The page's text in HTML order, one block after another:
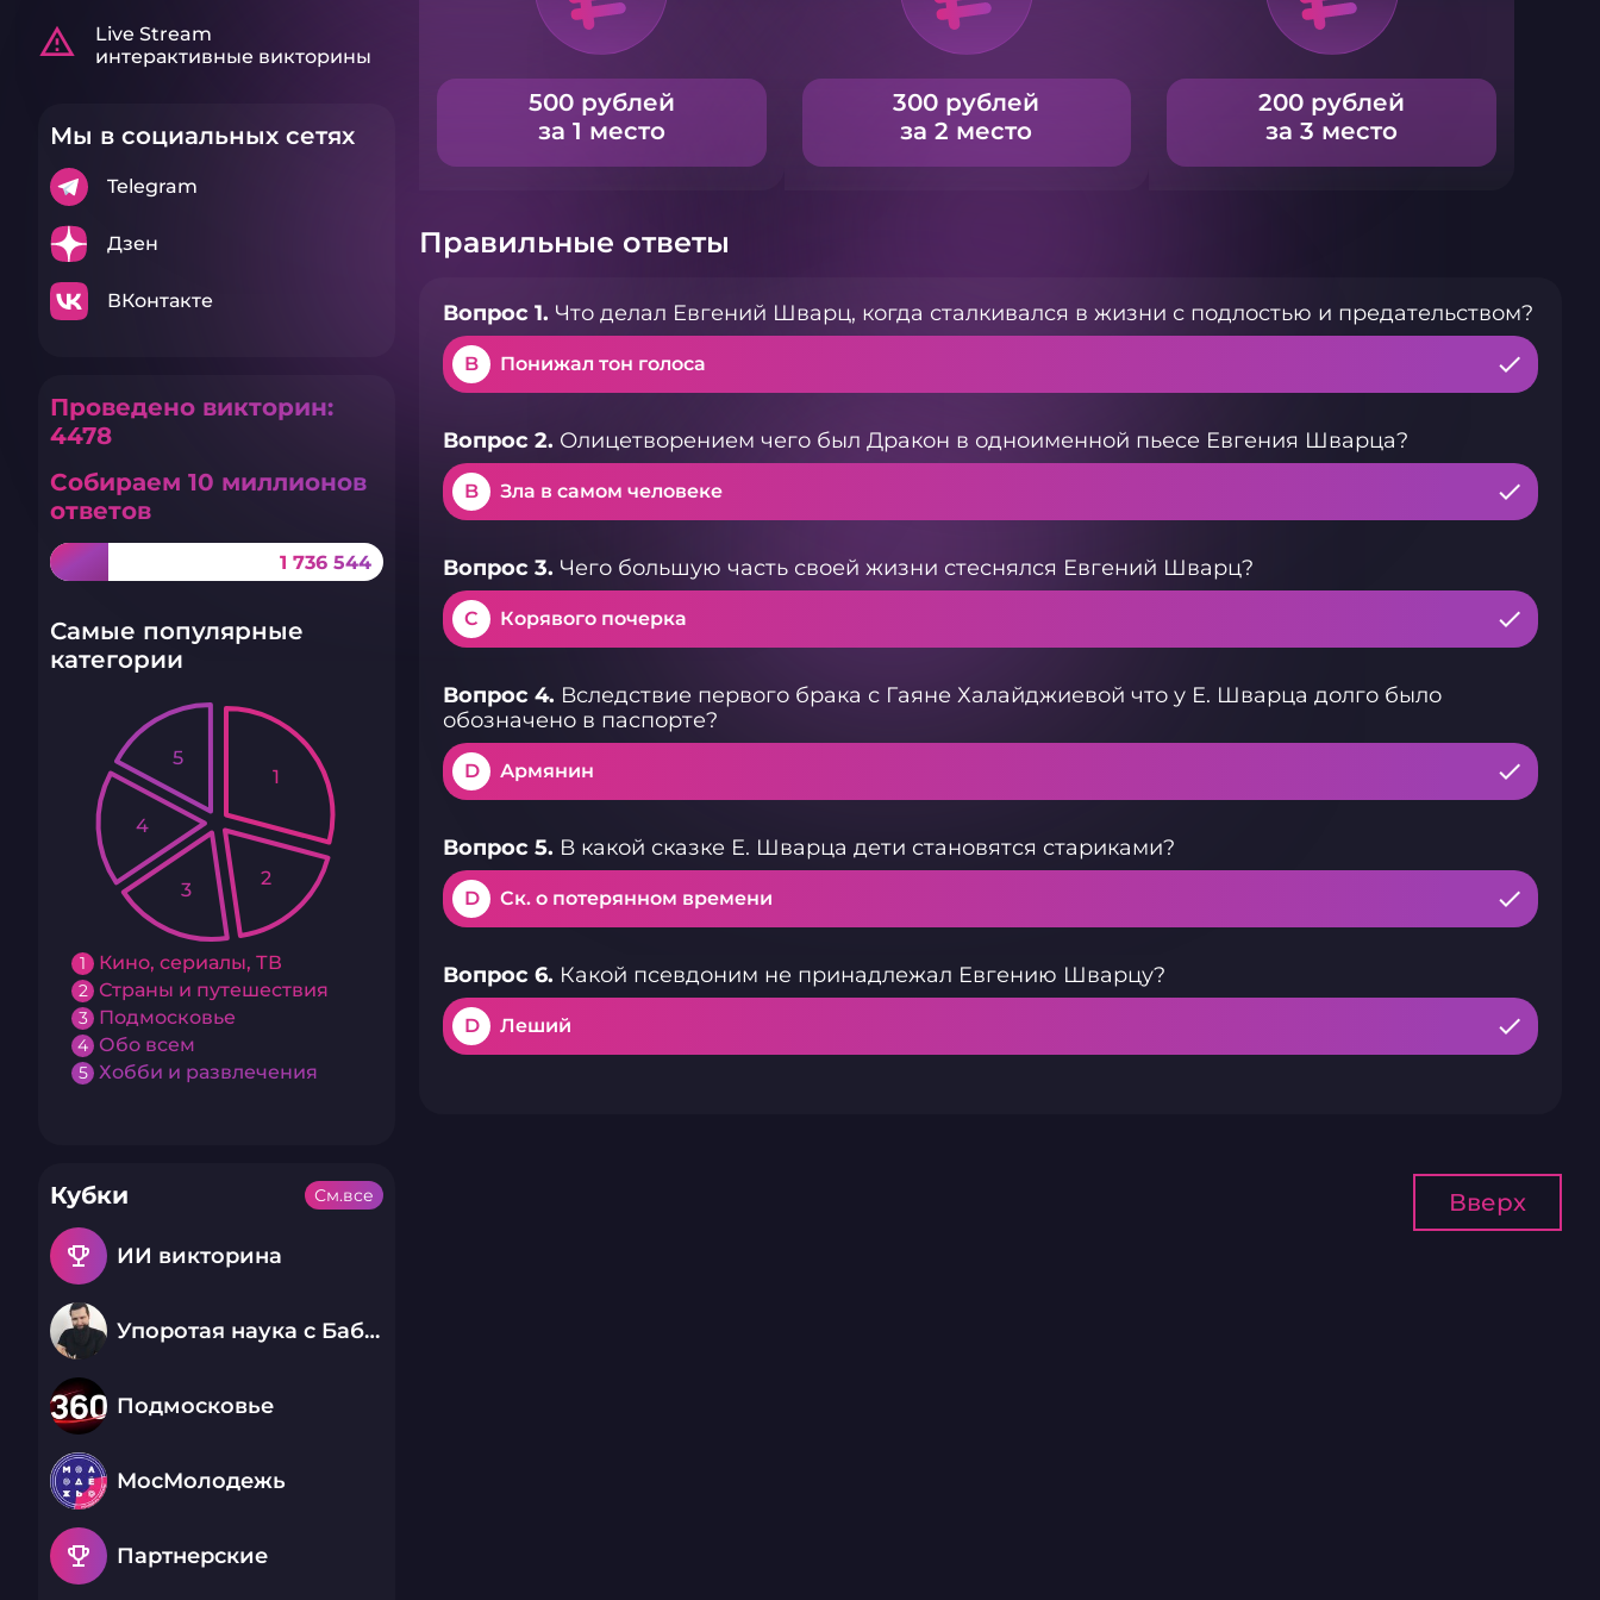
warning_amber
Live Stream
интерактивные викторины
Мы в социальных сетях
Telegram
Дзен
ВКонтакте
Проведено викторин:
4478
Собираем 10 миллионов
ответов
1 736 544
Самые популярные
категории
1 Кино, сериалы, ТВ
2 Страны и путешествия
3 Подмосковье
4 Обо всем
5 Хобби и развлечения
1
2
3
4
5
Кубки
emoji_events ИИ викторина
Упоротая наука с Бабаем Лютым
Подмосковье
МосМолодежь
emoji_events Партнерские
См.все
500 рублей
за 1 место
300 рублей
за 2 место
200 рублей
за 3 место
Правильные ответы
Вопрос 1. Что делал Евгений Шварц, когда сталкивался в жизни с подлостью и предательством?
B Понижал тон голоса
Вопрос 2. Олицетворением чего был Дракон в одноименной пьесе Евгения Шварца?
B Зла в самом человеке
Вопрос 3. Чего большую часть своей жизни стеснялся Евгений Шварц?
C Корявого почерка
Вопрос 4. Вследствие первого брака с Гаяне Халайджиевой что у Е. Шварца долго было
обозначено в паспорте?
D Армянин
Вопрос 5. В какой сказке Е. Шварца дети становятся стариками?
D Ск. о потерянном времени
Вопрос 6. Какой псевдоним не принадлежал Евгению Шварцу?
D Леший
Вверх